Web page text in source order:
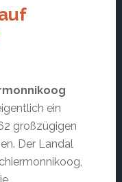
ein
großzügigen
Der Landal